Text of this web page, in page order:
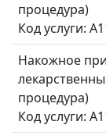
процедура)
Код услуги:
Накожное
процедура)
Код услуги: